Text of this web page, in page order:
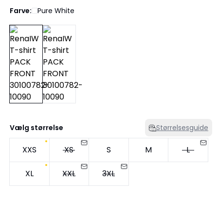
Farve: Pure White
Vælg størrelse Størrelsesguide
XXS XS S M L
XL XXL 3XL